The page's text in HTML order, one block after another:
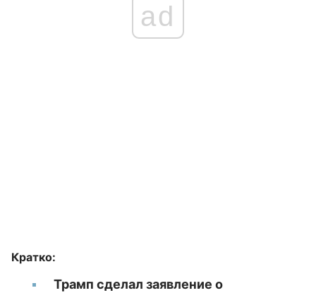
ad
Кратко:
Трамп сделал заявление о